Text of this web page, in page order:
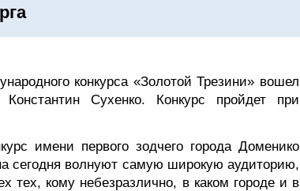
конкурса «Золотой Трезини» вошел
Константин Сухенко. Конкурс пройдет при
имени первого зодчего города Доменико
сегодня волнуют самую широкую аудиторию,
тех, кому небезразлично, в каком городе и в